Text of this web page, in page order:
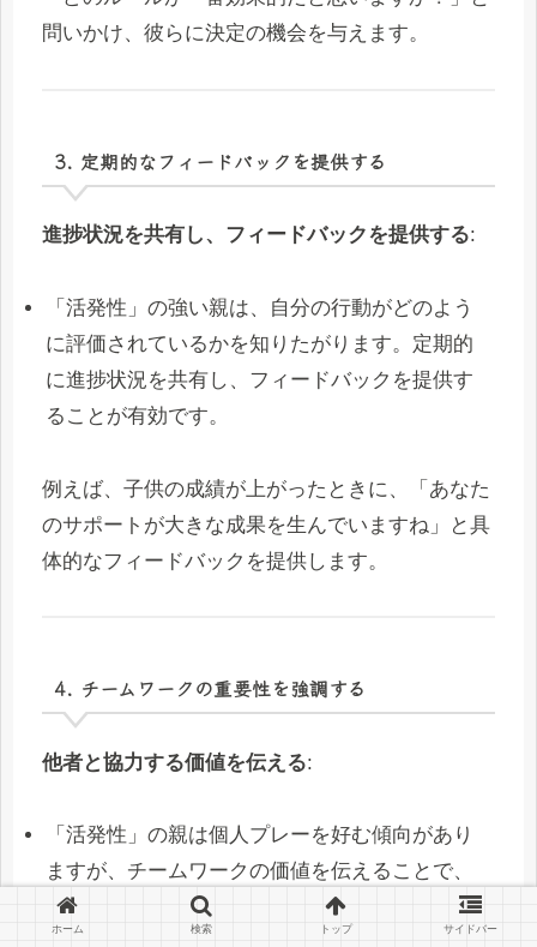
問いかけ、彼らに決定の機会を与えます。
3. 定期的なフィードバックを提供する
進捗状況を共有し、フィードバックを提供する:
「活発性」の強い親は、自分の行動がどのよう
に評価されているかを知りたがります。定期的
に進捗状況を共有し、フィードバックを提供す
ることが有効です。
例えば、子供の成績が上がったときに、「あなた
のサポートが大きな成果を生んでいますね」と具
体的なフィードバックを提供します。
4. チームワークの重要性を強調する
他者と協力する価値を伝える:
「活発性」の親は個人プレーを好む傾向があり
ますが、チームワークの価値を伝えることで、
他者と協力する意識を育てることができます。
ホーム 検索 トップ サイドバー